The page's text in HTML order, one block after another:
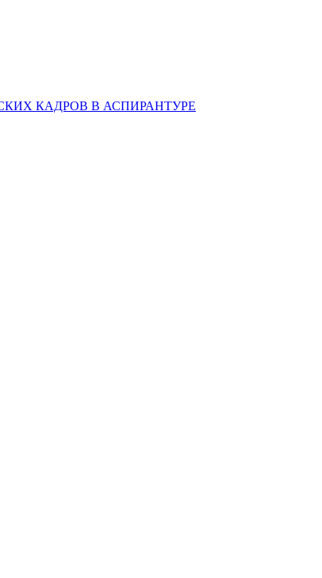
КАДРОВ В АСПИРАНТУРЕ